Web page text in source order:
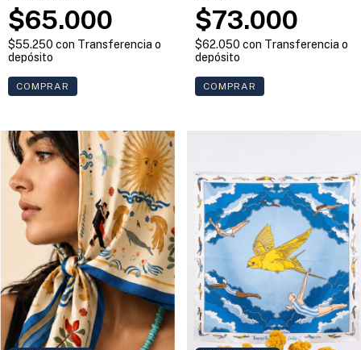
$65.000
$55.250 con Transferencia o
depósito
$73.000
$62.050 con Transferencia o
depósito
COMPRAR